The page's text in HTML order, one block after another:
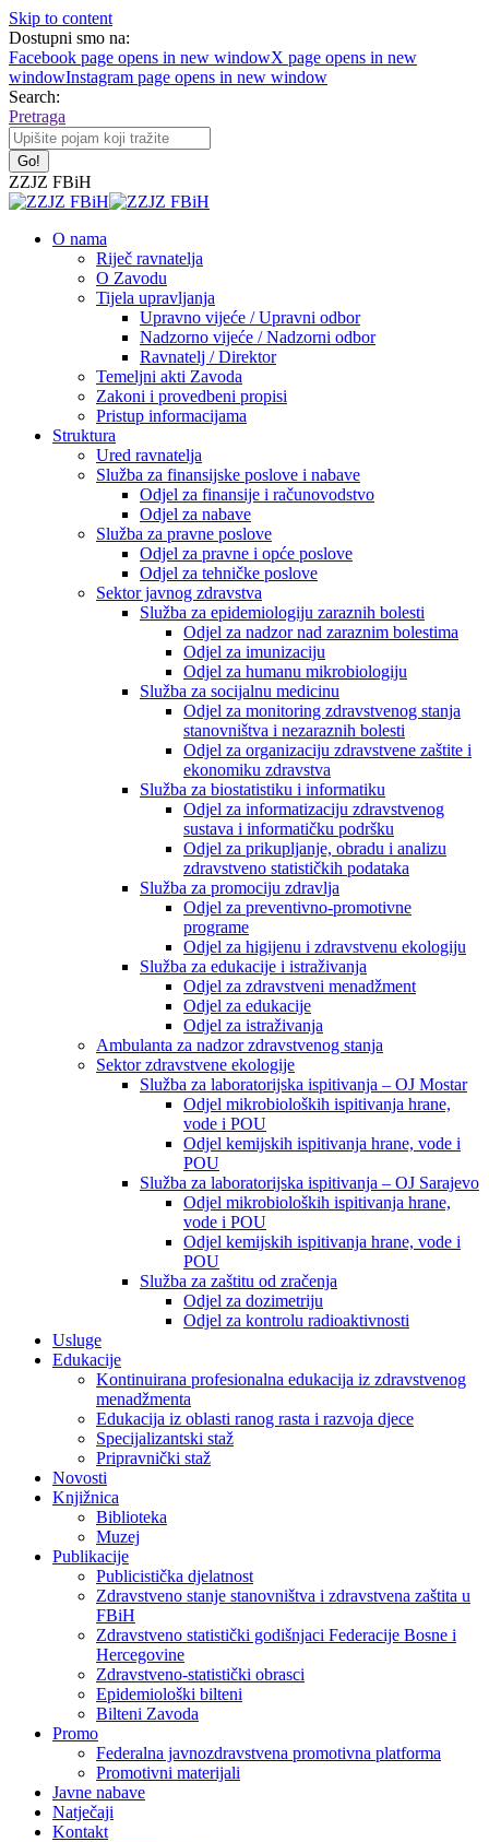
Skip to content
Dostupni smo na:
Facebook page opens in new windowX page opens in new
windowInstagram page opens in new window
Search:
Pretraga
ZZJZ FBiH
O nama
Riječ ravnatelja
O Zavodu
Tijela upravljanja
Upravno vijeće / Upravni odbor
Nadzorno vijeće / Nadzorni odbor
Ravnatelj / Direktor
Temeljni akti Zavoda
Zakoni i provedbeni propisi
Pristup informacijama
Struktura
Ured ravnatelja
Služba za finansijske poslove i nabave
Odjel za finansije i računovodstvo
Odjel za nabave
Služba za pravne poslove
Odjel za pravne i opće poslove
Odjel za tehničke poslove
Sektor javnog zdravstva
Služba za epidemiologiju zaraznih bolesti
Odjel za nadzor nad zaraznim bolestima
Odjel za imunizaciju
Odjel za humanu mikrobiologiju
Služba za socijalnu medicinu
Odjel za monitoring zdravstvenog stanja
stanovništva i nezaraznih bolesti
Odjel za organizaciju zdravstvene zaštite i
ekonomiku zdravstva
Služba za biostatistiku i informatiku
Odjel za informatizaciju zdravstvenog
sustava i informatičku podršku
Odjel za prikupljanje, obradu i analizu
zdravstveno statističkih podataka
Služba za promociju zdravlja
Odjel za preventivno-promotivne
programe
Odjel za higijenu i zdravstvenu ekologiju
Služba za edukacije i istraživanja
Odjel za zdravstveni menadžment
Odjel za edukacije
Odjel za istraživanja
Ambulanta za nadzor zdravstvenog stanja
Sektor zdravstvene ekologije
Služba za laboratorijska ispitivanja – OJ Mostar
Odjel mikrobioloških ispitivanja hrane,
vode i POU
Odjel kemijskih ispitivanja hrane, vode i
POU
Služba za laboratorijska ispitivanja – OJ Sarajevo
Odjel mikrobioloških ispitivanja hrane,
vode i POU
Odjel kemijskih ispitivanja hrane, vode i
POU
Služba za zaštitu od zračenja
Odjel za dozimetriju
Odjel za kontrolu radioaktivnosti
Usluge
Edukacije
Kontinuirana profesionalna edukacija iz zdravstvenog
menadžmenta
Edukacija iz oblasti ranog rasta i razvoja djece
Specijalizantski staž
Pripravnički staž
Novosti
Knjižnica
Biblioteka
Muzej
Publikacije
Publicistička djelatnost
Zdravstveno stanje stanovništva i zdravstvena zaštita u
FBiH
Zdravstveno statistički godišnjaci Federacije Bosne i
Hercegovine
Zdravstveno-statistički obrasci
Epidemiološki bilteni
Bilteni Zavoda
Promo
Federalna javnozdravstvena promotivna platforma
Promotivni materijali
Javne nabave
Natječaji
Kontakt